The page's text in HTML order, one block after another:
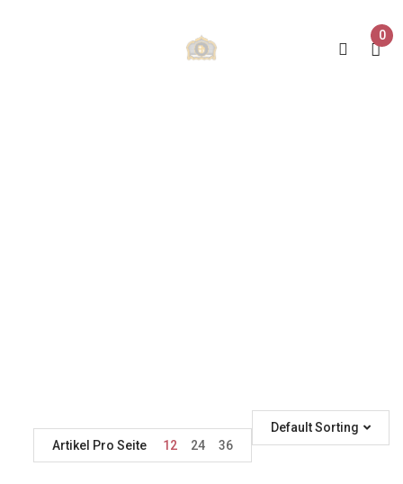
0
Default Sorting
Artikel Pro Seite
12 24 36